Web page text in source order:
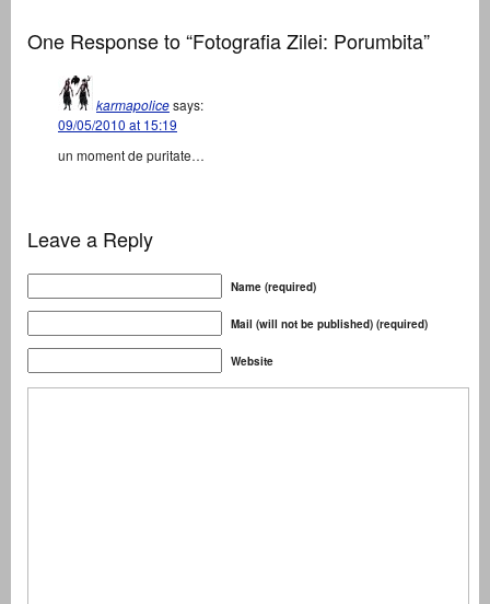
One Response to “Fotografia Zilei: Porumbita”
karmapolicesays:
09/05/2010 at 15:19
un moment de puritate…
Leave a Reply
Name (required)
Mail (will not be published) (required)
Website